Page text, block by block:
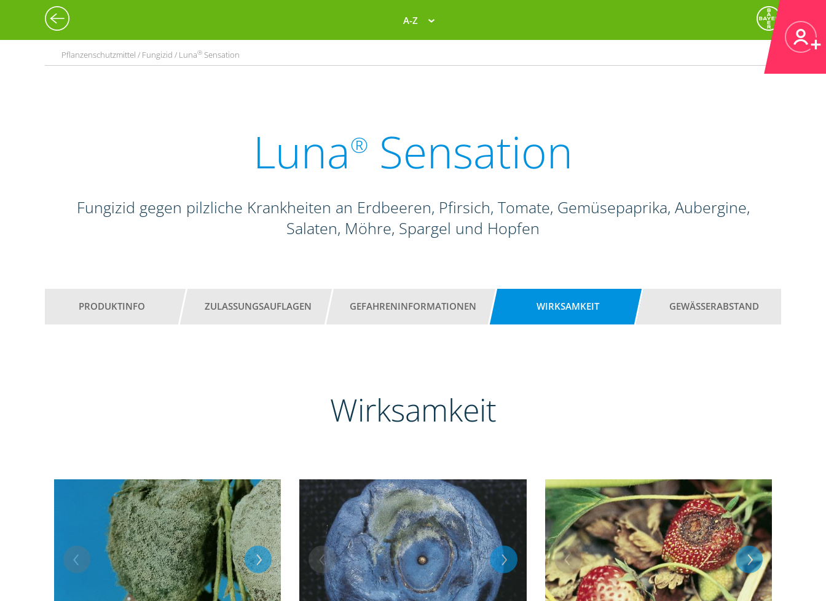
A-Z
Pflanzenschutzmittel / Fungizid / Luna® Sensation
Luna® Sensation
Fungizid gegen pilzliche Krankheiten an Erdbeeren, Pfirsich, Tomate, Gemüsepaprika, Aubergine,
Salaten, Möhre, Spargel und Hopfen
PRODUKTINFO ZULASSUNGSAUFLAGEN GEFAHRENINFORMATIONEN WIRKSAMKEIT GEWÄSSERABSTAND
Wirksamkeit